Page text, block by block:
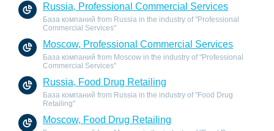
Russia, Professional Commercial Services
База компаний from Russia in the industry of "Professional
Commercial Services"
Moscow, Professional Commercial Services
База компаний from Moscow in the industry of "Professional
Commercial Services"
Russia, Food Drug Retailing
База компаний from Russia in the industry of "Food Drug
Retailing"
Moscow, Food Drug Retailing